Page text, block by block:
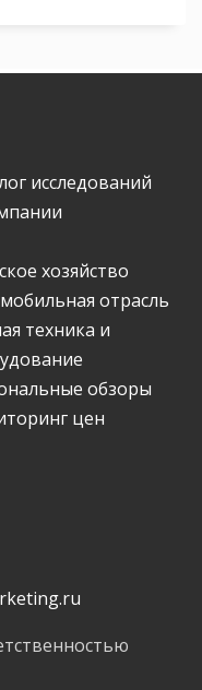
исследований
хозяйство
отрасль
техника и
обзоры
цен